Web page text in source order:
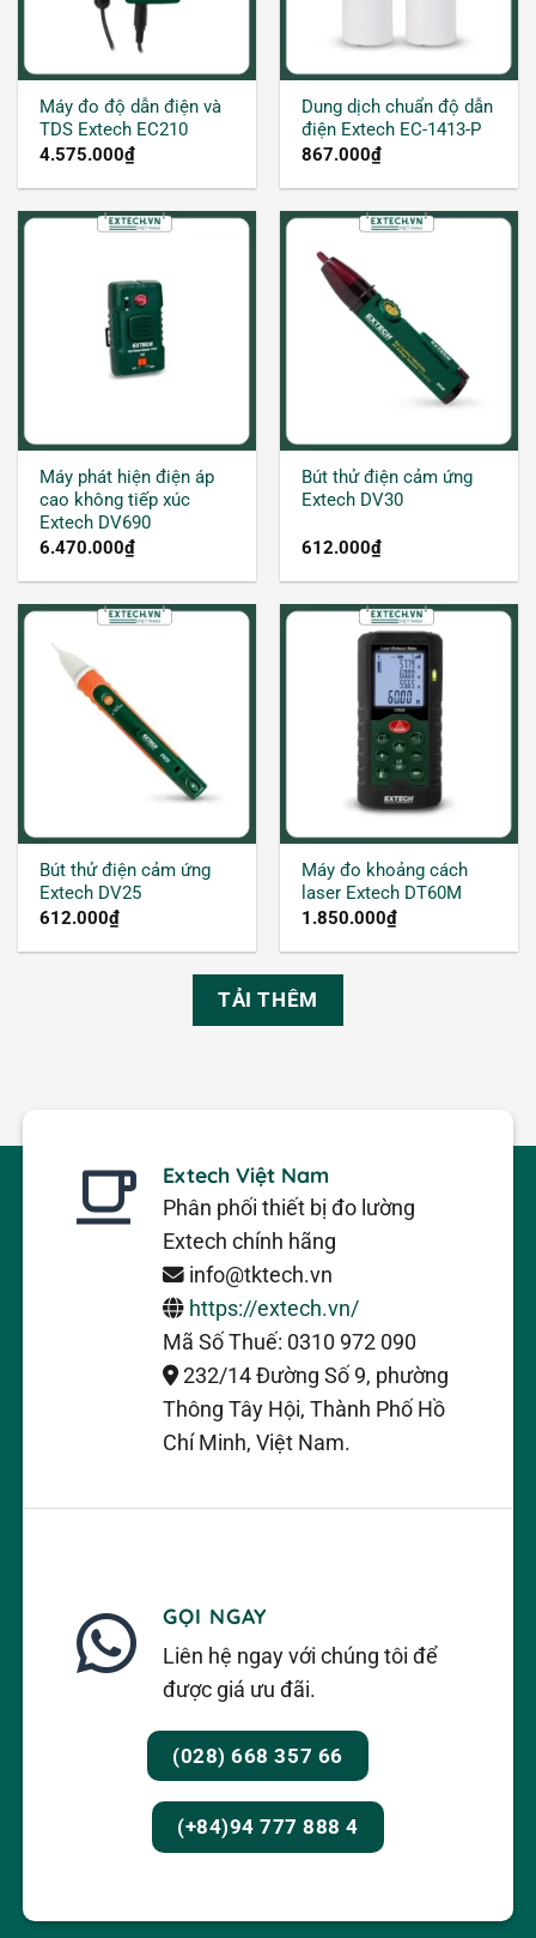
Máy đo độ dẫn điện và
TDS Extech EC210
4.575.000₫
Dung dịch chuẩn độ dẫn
điện Extech EC-1413-P
867.000₫
Máy phát hiện điện áp
cao không tiếp xúc
Extech DV690
6.470.000₫
Bút thử điện cảm ứng
Extech DV30
612.000₫
Bút thử điện cảm ứng
Extech DV25
612.000₫
Máy đo khoảng cách
laser Extech DT60M
1.850.000₫
TẢI THÊM
Extech Việt Nam
Phân phối thiết bị đo lường
Extech chính hãng
info@tktech.vn
https://extech.vn/
Mã Số Thuế: 0310 972 090
232/14 Đường Số 9, phường
Thông Tây Hội, Thành Phố Hồ
Chí Minh, Việt Nam.
GỌI NGAY
Liên hệ ngay với chúng tôi để
được giá ưu đãi.
(028) 668 357 66
(+84)94 777 888 4